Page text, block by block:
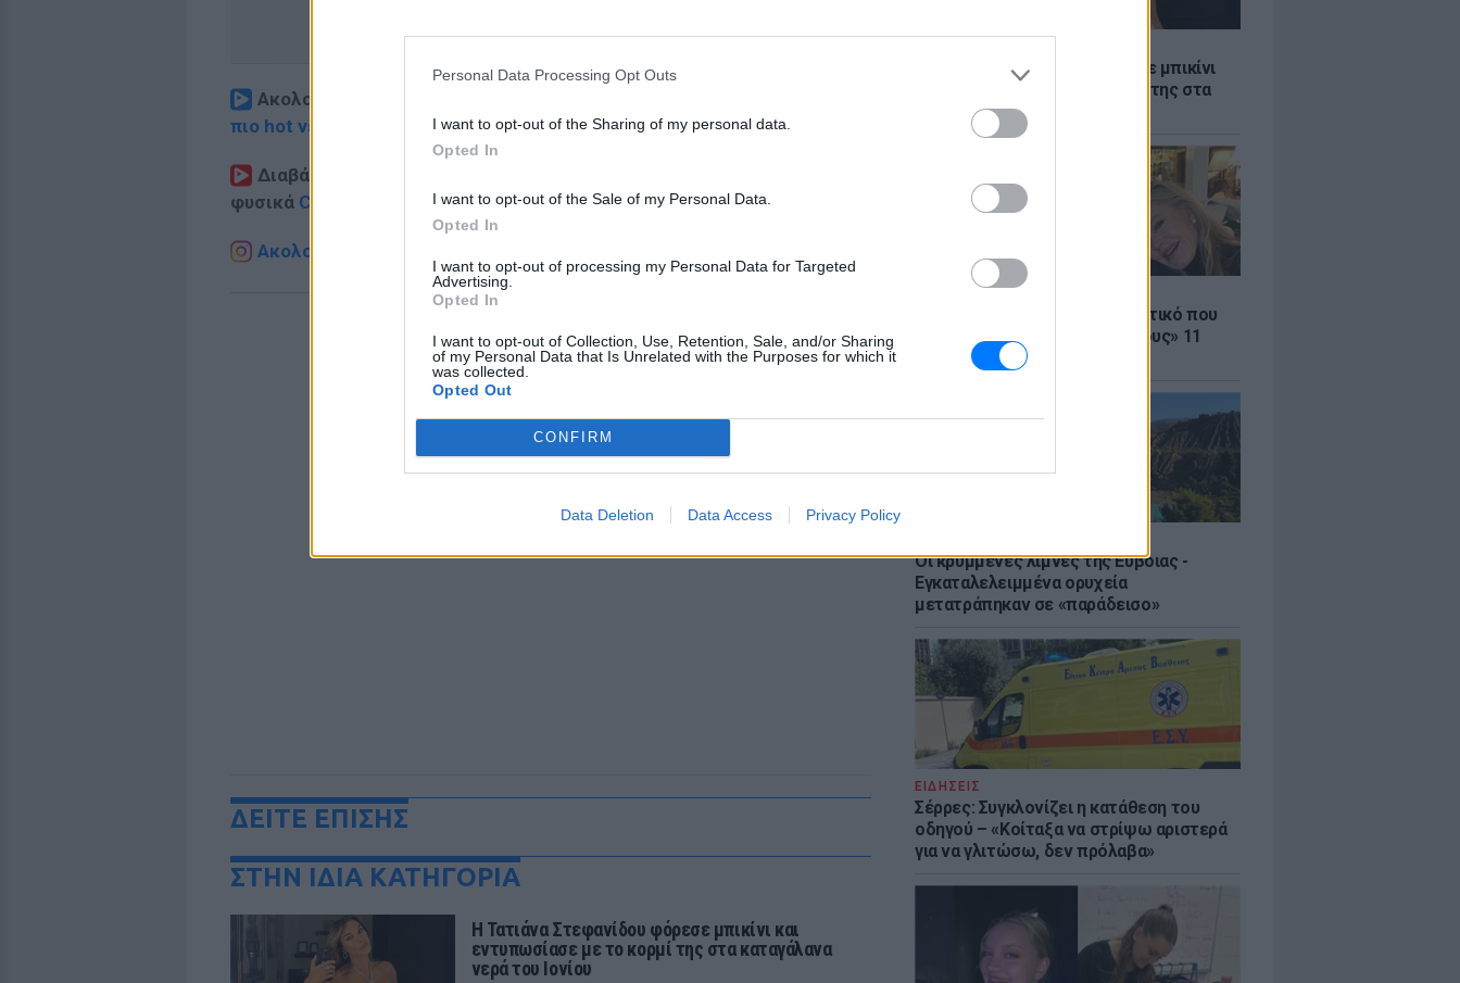
Personal Data Processing Opt Outs
I want to opt-out of the Sharing of my personal data.
Opted In
I want to opt-out of the Sale of my Personal Data.
Opted In
I want to opt-out of processing my Personal Data for Targeted
Advertising.
Opted In
I want to opt-out of Collection, Use, Retention, Sale, and/or Sharing
of my Personal Data that Is Unrelated with the Purposes for which it
was collected.
Opted Out
CONFIRM
Data Deletion Data Access Privacy Policy
Η Τατιάνα Στεφανίδου φόρεσε μπικίνι
και εντυπωσίασε με το κορμί της στα
καταγάλανα νερά του Ιονίου
LIFESTYLE
Μπαντέρας – Γκρίφιθ: Το μυστικό που
τους κρατά «καλύτερους φίλους» 11
χρόνια μετά
Οι κρυμμένες λίμνες της Εύβοιας -
Εγκαταλελειμμένα ορυχεία
μετατράπηκαν σε «παράδεισο»
ΕΙΔΗΣΕΙΣ
Σέρρες: Συγκλονίζει η κατάθεση του
οδηγού – «Κοίταξα να στρίψω αριστερά
για να γλιτώσω, δεν πρόλαβα»
Ακολουθήστε το E-Radio.gr στο
πιο hot νέα
Διαβάστε περισσότερα θέματα για
φυσικά Celebrities στο νέοPink.gr!
Ακολουθήστε το E-Radio.gr και στο Instagram
ΔΕΙΤΕ ΕΠΙΣΗΣ
ΣΤΗΝ ΙΔΙΑ ΚΑΤΗΓΟΡΙΑ
Η Τατιάνα Στεφανίδου φόρεσε μπικίνι και
εντυπωσίασε με το κορμί της στα καταγάλανα
νερά του Ιονίου